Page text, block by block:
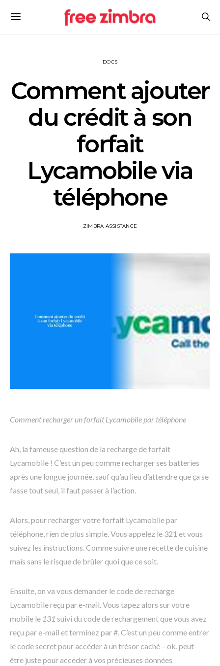
DOCS
Comment ajouter
du crédit à son
forfait
Lycamobile via
téléphone
ZIMBRA ASSISTANCE
Comment recharger un forfait Lycamobile par téléphone
Ah, la fameuse question de la recharge de forfait
Lycamobile ! C’est un peu comme recharger ses batteries
après une longue journée, sauf qu’au lieu d’attendre que ça se
fasse tout seul, il faut passer à l’action.
Alors, pour recharger votre forfait Lycamobile par
téléphone, rien de plus simple. Vous appelez le 321 et vous
suivez les instructions. Comme suivre une recette de cuisine
mais sans le risque de brûler quoi que ce soit.
Ensuite, on va vous demander le code de recharge
Lycamobile reçu par e-mail. Vous tapez alors sur votre
mobile le 131 suivi du code de rechargement que vous avez
reçu par e-mail et terminez par #. C’est un peu comme entrer
le code secret pour accéder à un trésor caché – ok, peut-
être juste pour accéder à vos précieuses données